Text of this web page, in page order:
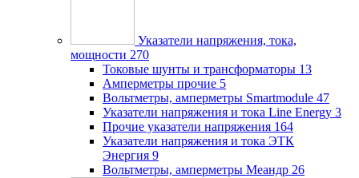
Указатели напряжения, тока,
мощности 270
Токовые шунты и трансформаторы 13
Амперметры прочие 5
Вольтметры, амперметры Smartmodule 47
Указатели напряжения и тока Line Energy 3
Прочие указатели напряжения 164
Указатели напряжения и тока ЭТК
Энергия 9
Вольтметры, амперметры Меандр 26